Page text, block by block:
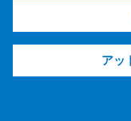
アッ